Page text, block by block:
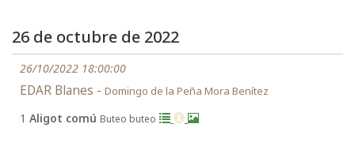
26 de octubre de 2022
26/10/2022 18:00:00
EDAR Blanes - Domingo de la Peña Mora Benítez
1 Aligot comú Buteo buteo